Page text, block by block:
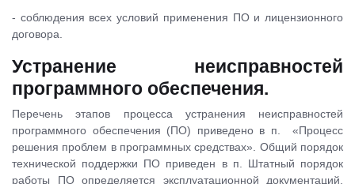
- соблюдения всех условий применения ПО и лицензионного
договора.
Устранение неисправностей
программного обеспечения.
Перечень этапов процесса устранения неисправностей
программного обеспечения (ПО) приведено в п. «Процесс
решения проблем в программных средствах». Общий порядок
технической поддержки ПО приведен в п. Штатный порядок
работы ПО определяется эксплуатационной документаций,